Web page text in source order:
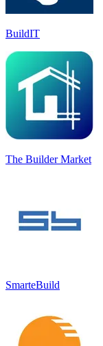
BuildIT
The Builder Market
SmarteBuild